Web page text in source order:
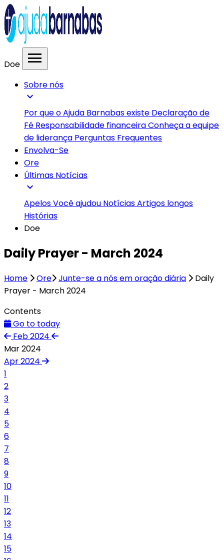
Doe menu
Sobre nós
expand_more
Por que o Ajuda Barnabas existe Declaração de
Fé Responsabilidade financeiraConheça a equipe
de liderança Perguntas Frequentes
Envolva-Se
Ore
Últimas Notícias
expand_more
ApelosVocê ajudou NotíciasArtigos longos
Histórias
Doe
Daily Prayer - March 2024
Home Ore Junte-se a nós em oração diária
Daily
Prayer - March 2024
Contents
Go to today
Feb 2024
Mar 2024
Apr 2024
1
2
3
4
5
6
7
8
9
10
11
12
13
14
15